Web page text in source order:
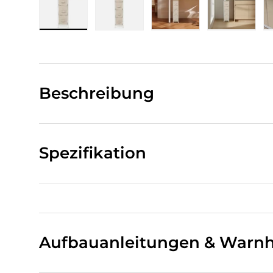
Beschreibung
Spezifikation
Aufbauanleitungen &